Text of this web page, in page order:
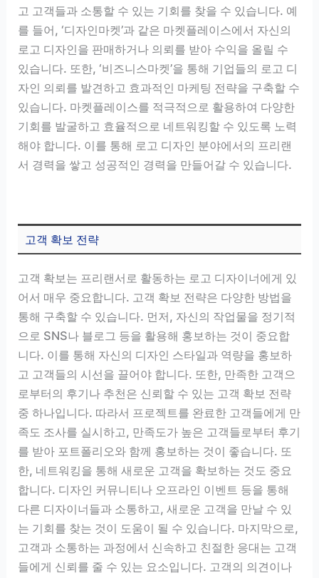
고 고객들과 소통할 수 있는 기회를 찾을 수 있습니다. 예
를 들어, ‘디자인마켓’과 같은 마켓플레이스에서 자신의
로고 디자인을 판매하거나 의뢰를 받아 수익을 올릴 수
있습니다. 또한, ‘비즈니스마켓’을 통해 기업들의 로고 디
자인 의뢰를 발견하고 효과적인 마케팅 전략을 구축할 수
있습니다. 마켓플레이스를 적극적으로 활용하여 다양한
기회를 발굴하고 효율적으로 네트워킹할 수 있도록 노력
해야 합니다. 이를 통해 로고 디자인 분야에서의 프리랜
서 경력을 쌓고 성공적인 경력을 만들어갈 수 있습니다.
고객 확보 전략
고객 확보는 프리랜서로 활동하는 로고 디자이너에게 있
어서 매우 중요합니다. 고객 확보 전략은 다양한 방법을
통해 구축할 수 있습니다. 먼저, 자신의 작업물을 정기적
으로 SNS나 블로그 등을 활용해 홍보하는 것이 중요합
니다. 이를 통해 자신의 디자인 스타일과 역량을 홍보하
고 고객들의 시선을 끌어야 합니다. 또한, 만족한 고객으
로부터의 후기나 추천은 신뢰할 수 있는 고객 확보 전략
중 하나입니다. 따라서 프로젝트를 완료한 고객들에게 만
족도 조사를 실시하고, 만족도가 높은 고객들로부터 후기
를 받아 포트폴리오와 함께 홍보하는 것이 좋습니다. 또
한, 네트워킹을 통해 새로운 고객을 확보하는 것도 중요
합니다. 디자인 커뮤니티나 오프라인 이벤트 등을 통해
다른 디자이너들과 소통하고, 새로운 고객을 만날 수 있
는 기회를 찾는 것이 도움이 될 수 있습니다. 마지막으로,
고객과 소통하는 과정에서 신속하고 친절한 응대는 고객
들에게 신뢰를 줄 수 있는 요소입니다. 고객의 의견이나